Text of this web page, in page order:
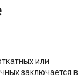
или
заключается в